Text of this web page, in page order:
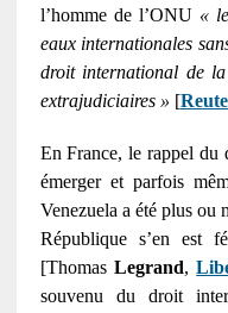
l’homme de l’ONU «
eaux internationales
droit international de
extrajudiciaires » [
En France, le rappel du
émerger et parfois
Venezuela a été plus ou
République s’en est
[Thomas Legrand,
souvenu du droit